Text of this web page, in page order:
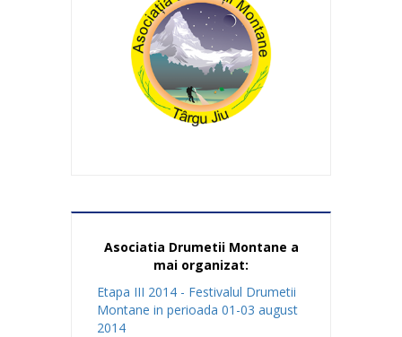
Asociatia Drumetii Montane a
mai organizat:
Etapa III 2014 - Festivalul Drumetii
Montane in perioada 01-03 august
2014